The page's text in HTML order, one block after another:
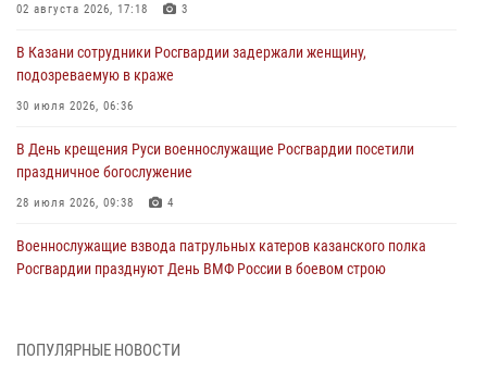
02 августа 2026, 17:18 3
В Казани сотрудники Росгвардии задержали женщину,
подозреваемую в краже
30 июля 2026, 06:36
В День крещения Руси военнослужащие Росгвардии посетили
праздничное богослужение
28 июля 2026, 09:38 4
Военнослужащие взвода патрульных катеров казанского полка
Росгвардии празднуют День ВМФ России в боевом строю
Татарстанские росгвардейцы завоевали «бронзу» в окружном этапе
ПОПУЛЯРНЫЕ НОВОСТИ